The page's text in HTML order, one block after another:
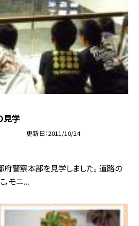
見学
更新日 2011/10/24
府警察本部を見学しました。 道路の
モニ...